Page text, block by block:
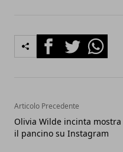
FacebookTwitterWhatsapp
Articolo Precedente
Olivia Wilde incinta mostra
il pancino su Instagram